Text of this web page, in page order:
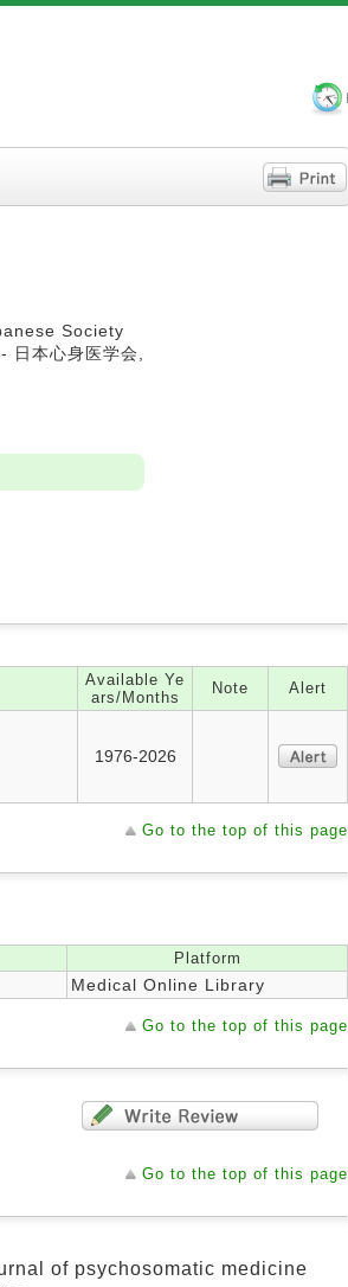
Society
本心身医学会,
Available Ye
ars/Months
Note Alert
1976-2026
Go to the top of this page
Platform
Medical Online Library
Go to the top of this page
Go to the top of this page
of psychosomatic medicine